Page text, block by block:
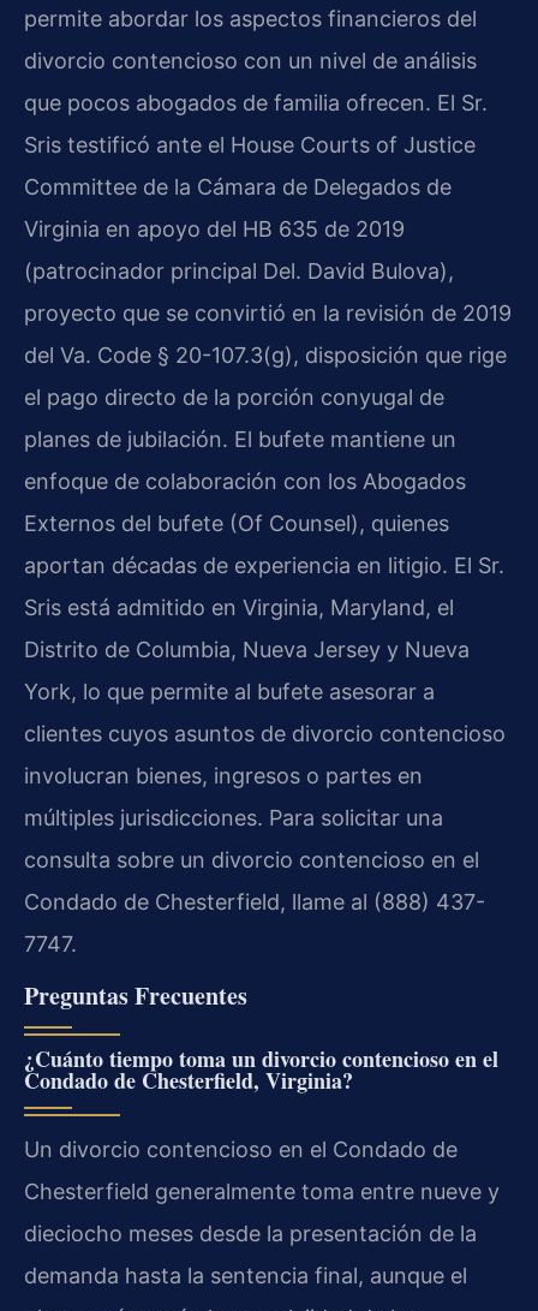
permite abordar los aspectos financieros del
divorcio contencioso con un nivel de análisis
que pocos abogados de familia ofrecen. El Sr.
Sris testificó ante el House Courts of Justice
Committee de la Cámara de Delegados de
Virginia en apoyo del HB 635 de 2019
(patrocinador principal Del. David Bulova),
proyecto que se convirtió en la revisión de 2019
del Va. Code § 20-107.3(g), disposición que rige
el pago directo de la porción conyugal de
planes de jubilación. El bufete mantiene un
enfoque de colaboración con los Abogados
Externos del bufete (Of Counsel), quienes
aportan décadas de experiencia en litigio. El Sr.
Sris está admitido en Virginia, Maryland, el
Distrito de Columbia, Nueva Jersey y Nueva
York, lo que permite al bufete asesorar a
clientes cuyos asuntos de divorcio contencioso
involucran bienes, ingresos o partes en
múltiples jurisdicciones. Para solicitar una
consulta sobre un divorcio contencioso en el
Condado de Chesterfield, llame al (888) 437-
7747.
Preguntas Frecuentes
¿Cuánto tiempo toma un divorcio contencioso en el
Condado de Chesterfield, Virginia?
Un divorcio contencioso en el Condado de
Chesterfield generalmente toma entre nueve y
dieciocho meses desde la presentación de la
demanda hasta la sentencia final, aunque el